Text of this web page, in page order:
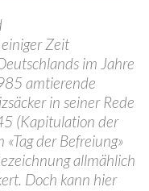
Zeit
im Jahre
amtierende
in seiner Rede
(Kapitulation der
der Befreiung»
allmählich
Doch kann hier